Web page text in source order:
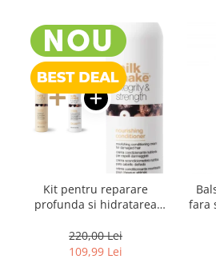
Kit pentru reparare
profunda si hidratarea
Milk Shake Integrity &
Strength Nourishing
220,00 Lei
109,99 Lei
fara